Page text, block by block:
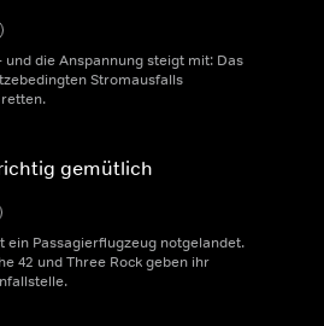
die Anspannung steigt mit: Das
Stromausfalls
gemütlich
ein Passagierflugzeug notgelandet.
42 und Three Rock geben ihr